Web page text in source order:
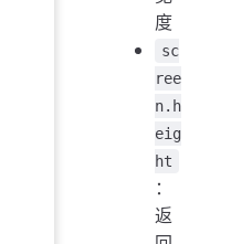
度
sc
ree
n.h
eig
ht
：
返